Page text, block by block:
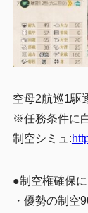
空母2航巡1
※任務条件に
制空シミュ:
●制空権確保
・優勢の制空